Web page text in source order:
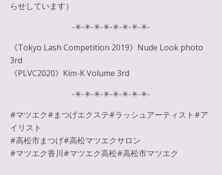
らせしています）
-✳︎-✳︎-✳︎-✳︎-✳︎-✳︎-✳︎-✳︎-
《Tokyo Lash Competition 2019》Nude Look photo
3rd
《PLVC2020》Kim-K Volume 3rd
-✳︎-✳︎-✳︎-✳︎-✳︎-✳︎-✳︎-✳︎-
#マツエク#まつげエクステ#ラッシュアーティスト#ア
イリスト
#高松市まつげ#高松マツエクサロン
#マツエク香川#マツエク高松#高松市マツエク